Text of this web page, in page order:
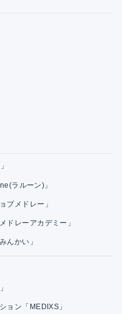
ラルーン)」
ブメドレー」
ドレーアカデミー」
んかい」
ョン「MEDIXS」